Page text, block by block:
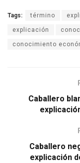
Tags: término
explicación
conocimiento
Caballero
Caballero
explicación